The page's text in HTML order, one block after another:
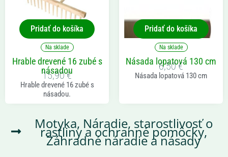
Pridať do košíka
Na sklade
Hrable drevené 16 zubé s
násadou
15,90€
Hrable drevené 16 zubé s
násadou.
Pridať do košíka
Na sklade
Násada lopatová 130 cm
6,50€
Násada lopatová 130 cm
Motyka, Náradie, starostlivosť o
rastliny a ochranné pomôcky,
Záhradné náradie a násady